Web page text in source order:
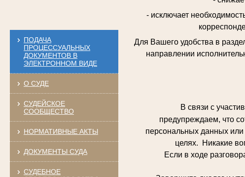
ПОДАЧА
ПРОЦЕССУАЛЬНЫХ
ДОКУМЕНТОВ В
ЭЛЕКТРОННОМ ВИДЕ
О СУДЕ
СУДЕЙСКОЕ
СООБЩЕСТВО
НОРМАТИВНЫЕ АКТЫ
ДОКУМЕНТЫ СУДА
СУДЕБНОЕ
- исключает
Для Вашего удобства в
направлении
В связи с
предупреждаем, что
персональных данных
целях. Никакие
Если в ходе разговора